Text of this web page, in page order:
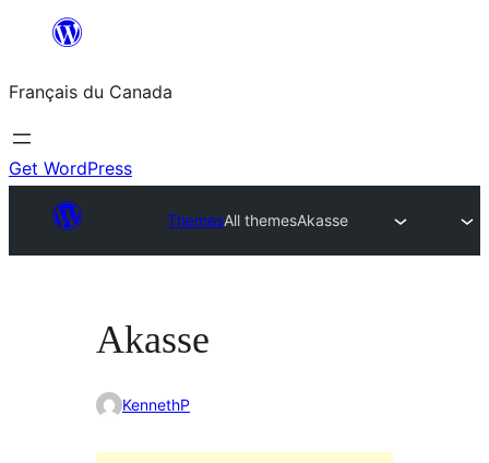
contenu
Français du Canada
Get WordPress
ThemesAll themesAkasse
Akasse
KennethP